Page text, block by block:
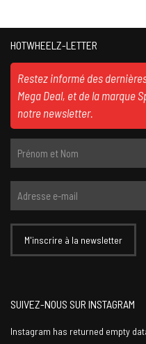
HOTWHEELZ-LETTER
Restez informé des
Mega Deal, et de la marque
notre newsletter.
SUIVEZ-NOUS SUR INSTAGRAM
Instagram has returned empty